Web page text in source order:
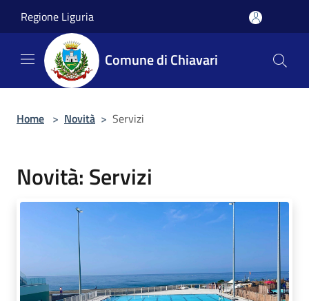
Regione Liguria
Comune di Chiavari
Home > Novità > Servizi
Novità: Servizi